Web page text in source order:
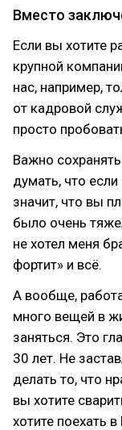
Вместо
Если вы хотите
крупной
нас, например,
от кадровой
просто
Важно
думать, что
значит, что вы
было очень
не хотел меня
фортит» и всё.
А вообще,
много вещей в
заняться. Это
30 лет. Не
делать то, что
вы хотите
хотите поехать